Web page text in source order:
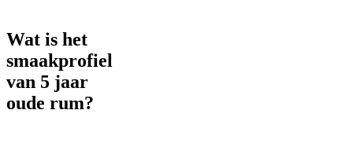
Wat is het
smaakprofiel
van 5 jaar
oude rum?